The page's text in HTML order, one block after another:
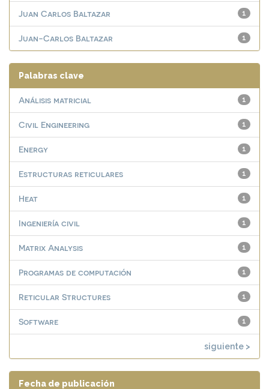
1
Juan Carlos Baltazar
1
Juan-Carlos Baltazar
Palabras clave
1
Análisis matricial
1
Civil Engineering
1
Energy
1
Estructuras reticulares
1
Heat
1
Ingeniería civil
1
Matrix Analysis
1
Programas de computación
1
Reticular Structures
1
Software
siguiente >
Fecha de publicación